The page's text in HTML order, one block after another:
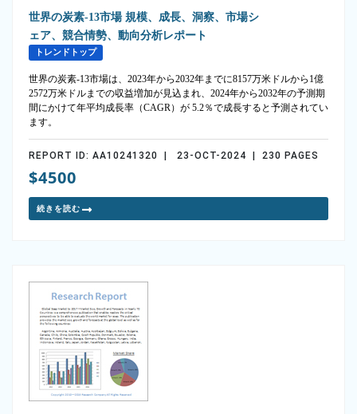
世界の炭素-13市場 規模、成長、洞察、市場シ
ェア、競合情勢、動向分析レポート
トレンドトップ
世界の炭素-13市場は、2023年から2032年までに8157万米ドルから1億
2572万米ドルまでの収益増加が見込まれ、2024年から2032年の予測期
間にかけて年平均成長率（CAGR）が 5.2％で成長すると予測されてい
ます。
REPORT ID: AA10241320 | 23-OCT-2024 | 230 PAGES
$4500
続きを読む